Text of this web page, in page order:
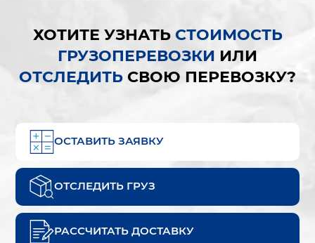
ХОТИТЕ УЗНАТЬ СТОИМОСТЬ
ГРУЗОПЕРЕВОЗКИ ИЛИ
ОТСЛЕДИТЬ СВОЮ ПЕРЕВОЗКУ?
ОСТАВИТЬ ЗАЯВКУ
ОТСЛЕДИТЬ ГРУЗ
РАССЧИТАТЬ ДОСТАВКУ